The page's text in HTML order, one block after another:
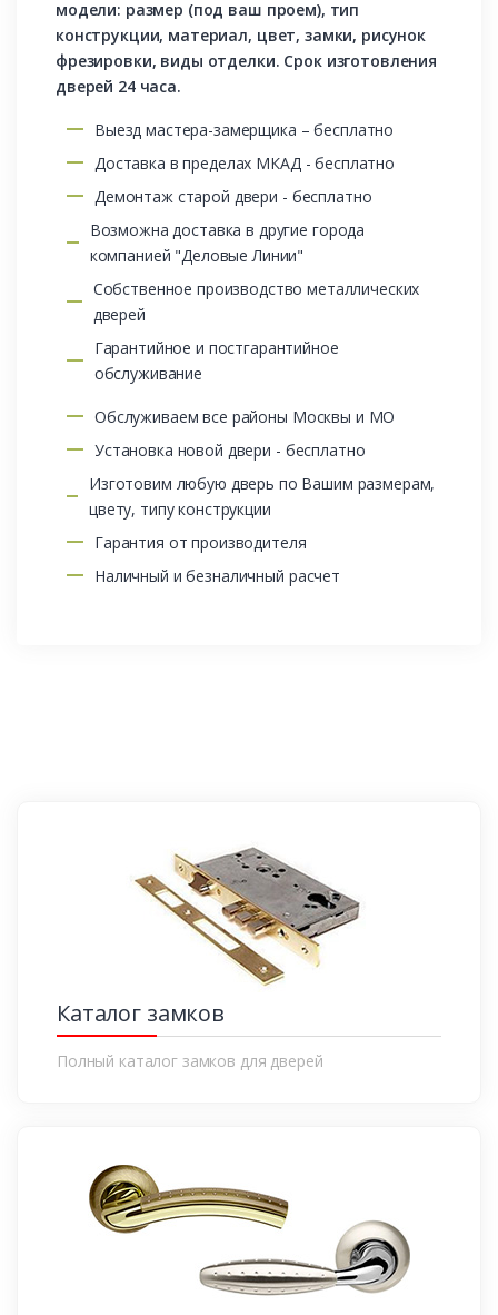
модели: размер (под ваш проем), тип
конструкции, материал, цвет, замки, рисунок
фрезировки, виды отделки. Срок изготовления
дверей 24 часа.
Выезд мастера-замерщика – бесплатно
Доставка в пределах МКАД - бесплатно
Демонтаж старой двери - бесплатно
Возможна доставка в другие города
компанией "Деловые Линии"
Собственное производство металлических
дверей
Гарантийное и постгарантийное
обслуживание
Обслуживаем все районы Москвы и МО
Установка новой двери - бесплатно
Изготовим любую дверь по Вашим размерам,
цвету, типу конструкции
Гарантия от производителя
Наличный и безналичный расчет
Каталог замков
Полный каталог замков для дверей